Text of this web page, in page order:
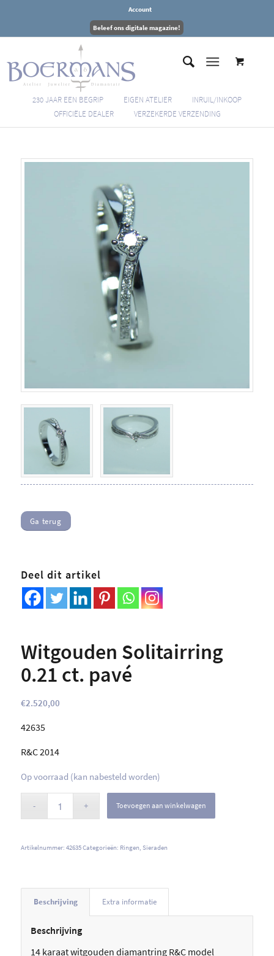
Account
Beleef ons digitale magazine!
230 JAAR EEN BEGRIP EIGEN ATELIER
INRUIL/INKOOP
OFFICIËLE DEALER
VERZEKERDE VERZENDING
Ga terug
Deel dit artikel
Witgouden Solitairring
0.21 ct. pavé
€2.520,00
42635
R&C 2014
Op voorraad (kan nabesteld worden)
Toevoegen aan winkelwagen
Artikelnummer: 42635Categorieën: Ringen Sieraden
Beschrijving Extra informatie
Beschrijving
14 karaat witgouden diamantring R&C model